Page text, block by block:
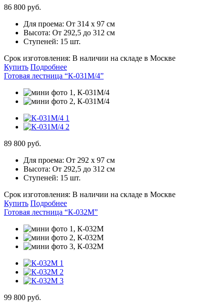
86 800 руб.
Для проема: От 314 х 97 см
Высота: От 292,5 до 312 см
Ступеней: 15 шт.
Срок изготовления: В наличии на складе в Москве
Купить Подробнее
Готовая лестница “К-031М/4”
89 800 руб.
Для проема: От 292 х 97 см
Высота: От 292,5 до 312 см
Ступеней: 15 шт.
Срок изготовления: В наличии на складе в Москве
Купить Подробнее
Готовая лестница “К-032М”
99 800 руб.